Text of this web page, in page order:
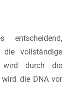
die vollständige
wird durch die
die DNA vor